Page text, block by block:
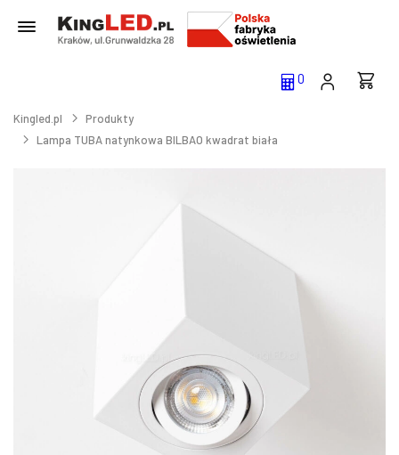
0
Kingled.pl
Produkty
Lampa TUBA natynkowa BILBAO kwadrat biała